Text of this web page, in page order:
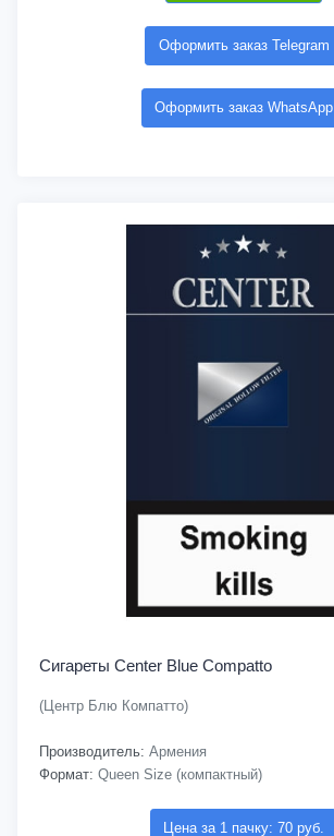
Оформить заказ Telegram
Оформить заказ WhatsApp
Сигареты Center Blue Compatto
(Центр Блю Компатто)
Производитель: Армения
Формат: Queen Size (компактный)
Цена за 1 пачку: 70 руб.